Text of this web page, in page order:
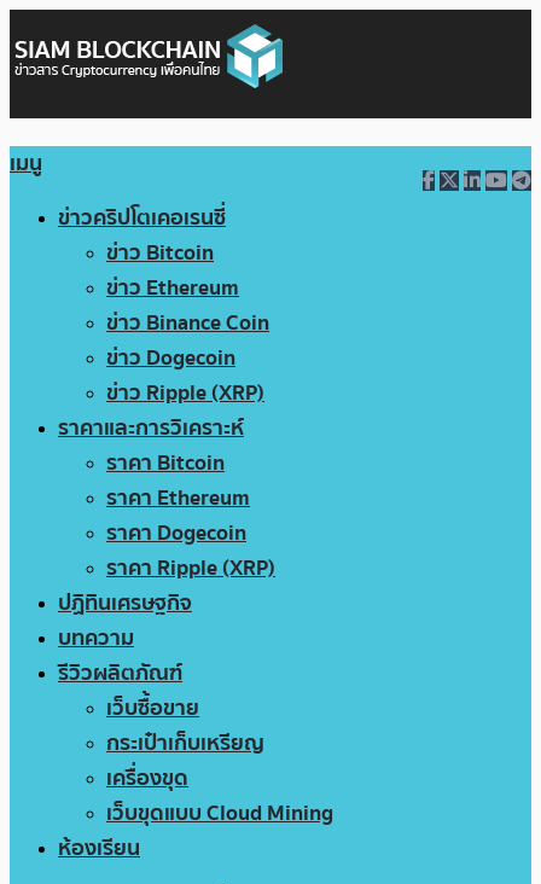
เมนู
ข่าวคริปโตเคอเรนซี่
ข่าว Bitcoin
ข่าว Ethereum
ข่าว Binance Coin
ข่าว Dogecoin
ข่าว Ripple (XRP)
ราคาและการวิเคราะห์
ราคา Bitcoin
ราคา Ethereum
ราคา Dogecoin
ราคา Ripple (XRP)
ปฏิทินเศรษฐกิจ
บทความ
รีวิวผลิตภัณฑ์
เว็บซื้อขาย
กระเป๋าเก็บเหรียญ
เครื่องขุด
เว็บขุดแบบ Cloud Mining
ห้องเรียน